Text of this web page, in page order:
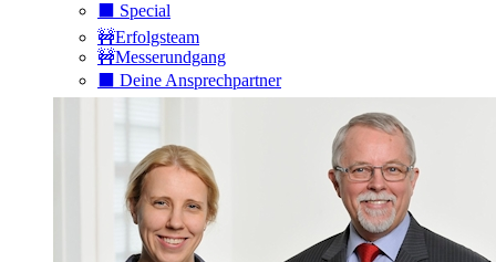
⬛️ Special
🚧Erfolgsteam
🚧Messerundgang
⬛️ Deine Ansprechpartner